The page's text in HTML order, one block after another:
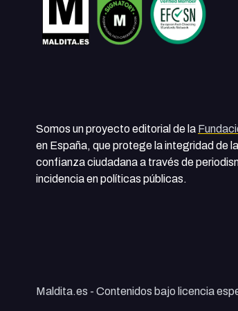
Somos un proyecto editorial de la
en España, que protege la integridad de
confianza ciudadana a través de
incidencia en políticas públicas.
Maldita.es - Contenidos bajo licencia